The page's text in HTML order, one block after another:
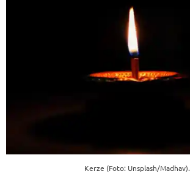
Kerze (Foto: Unsplash/Madhav).